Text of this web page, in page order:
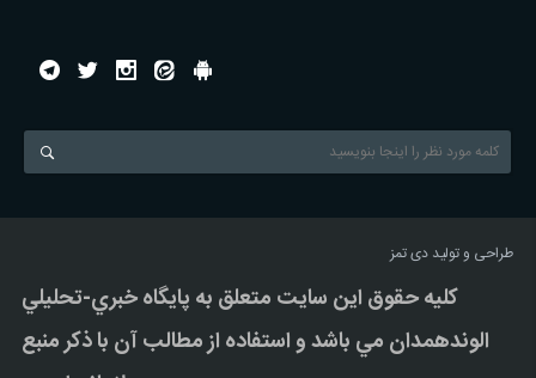
طراحی و تولیددی تمز
کليه حقوق اين سايت متعلق به پایگاه خبري-تحليلي
الوندهمدان مي باشد و استفاده از مطالب آن با ذکر منبع